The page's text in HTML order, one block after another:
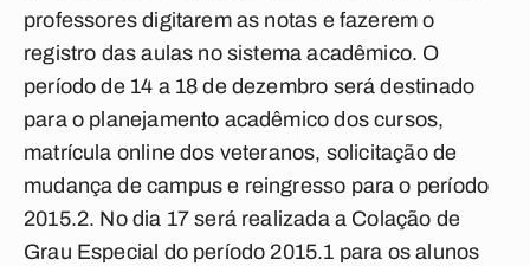
professores digitarem as notas e fazerem o
registro das aulas no sistema acadêmico. O
período de 14 a 18 de dezembro será destinado
para o planejamento acadêmico dos cursos,
matrícula online dos veteranos, solicitação de
mudança de campus e reingresso para o período
2015.2. No dia 17 será realizada a Colação de
Grau Especial do período 2015.1 para os alunos